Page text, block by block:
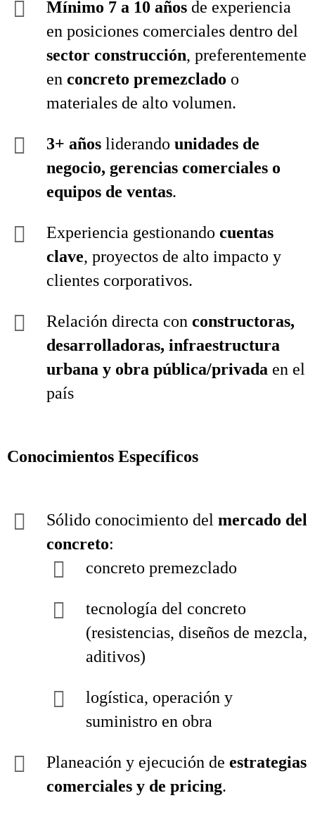
Mínimo 7 a 10 años de experiencia
en posiciones comerciales dentro del
sector construcción, preferentemente
en concreto premezclado o
materiales de alto volumen.
3+ años liderando unidades de
negocio, gerencias comerciales o
equipos de ventas.
Experiencia gestionando cuentas
clave, proyectos de alto impacto y
clientes corporativos.
Relación directa con constructoras,
desarrolladoras, infraestructura
urbana y obra pública/privada en el
país
Conocimientos Específicos
Sólido conocimiento del mercado del
concreto:
concreto premezclado
tecnología del concreto
(resistencias, diseños de mezcla,
aditivos)
logística, operación y
suministro en obra
Planeación y ejecución de estrategias
comerciales y de pricing.